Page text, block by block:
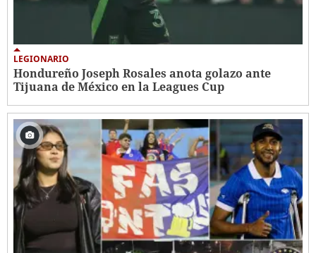
LEGIONARIO
Hondureño Joseph Rosales anota golazo ante
Tijuana de México en la Leagues Cup